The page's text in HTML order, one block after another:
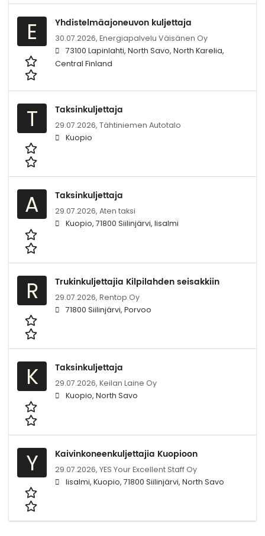
E Yhdistelmäajoneuvon kuljettaja
30.07.2026, Energiapalvelu Väisänen Oy
73100 Lapinlahti, North Savo, North Karelia,
Central Finland
T Taksinkuljettaja
29.07.2026, Tähtiniemen Autotalo
Kuopio
A Taksinkuljettaja
29.07.2026, Aten taksi
Kuopio, 71800 Siilinjärvi, Iisalmi
R Trukinkuljettajia Kilpilahden seisakkiin
29.07.2026, Rentop Oy
71800 Siilinjärvi, Porvoo
K Taksinkuljettaja
29.07.2026, Keilan Laine Oy
Kuopio, North Savo
Y Kaivinkoneenkuljettajia Kuopioon
29.07.2026, YES Your Excellent Staff Oy
Iisalmi, Kuopio, 71800 Siilinjärvi, North Savo